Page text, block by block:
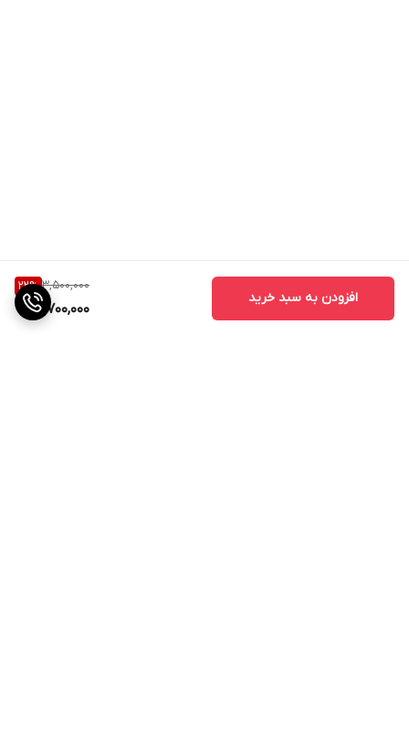
3,500,000
22%
2,700,000
افزودن به سبد خرید